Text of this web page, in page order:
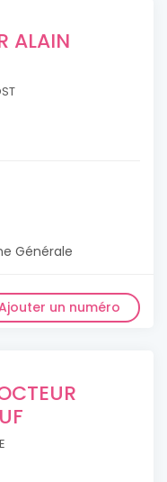
ALAIN
Générale
un numéro